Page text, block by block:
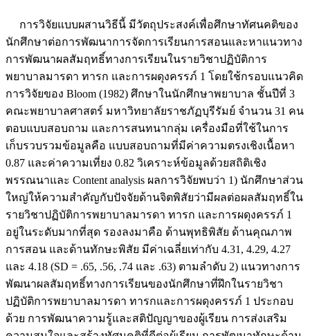
การวิจัยแบบผสานวิธีนี้ มีวัตถุประสงค์เพื่อศึกษาทัศนคติของ
นักศึกษาต่อการพัฒนาการจัดการเรียนการสอนและหาแนวทาง
การพัฒนาผลสัมฤทธิ์ทางการเรียนในรายวิชาปฏิบัติการ
พยาบาลมารดา ทารก และการผดุงครรภ์ 1 โดยใช้กรอบแนวคิด
การวิจัยของ Bloom (1982) ศึกษาในนักศึกษาพยาบาล ชั้นปีที่ 3
คณะพยาบาลศาสตร์ มหาวิทยาลัยราชภัฏบุรีรัมย์ จำนวน 31 คน
ตอบแบบสอบถาม และการสนทนากลุ่ม เครื่องมือที่ใช้ในการ
เก็บรวบรวมข้อมูลคือ แบบสอบถามที่มีค่าความตรงเชิงเนื้อหา
0.87 และค่าความเที่ยง 0.82 วิเคราะห์ข้อมูลด้วยสถิติเชิง
พรรณนาและ Content analysis ผลการวิจัยพบว่า 1) นักศึกษาส่วน
ใหญ่ให้ความสำคัญกับปัจจัยด้านจิตพิสัยว่ามีผลต่อผลสัมฤทธิ์ใน
รายวิชาปฏิบัติการพยาบาลมารดา ทารก และการผดุงครรภ์ 1
อยู่ในระดับมากที่สุด รองลงมาคือ ด้านพุทธิพิสัย ด้านคุณภาพ
การสอน และด้านทักษะพิสัย มีค่าเฉลี่ยเท่ากับ 4.31, 4.29, 4.27
และ 4.18 (SD = .65, .56, .74 และ .63) ตามลำดับ 2) แนวทางการ
พัฒนาผลสัมฤทธิ์ทางการเรียนของนักศึกษาที่ฝึกในรายวิชา
ปฏิบัติการพยาบาลมารดา ทารกและการผดุงครรภ์ 1 ประกอบ
ด้วย การพัฒนาความรู้และสติปัญญาของผู้เรียน การส่งเสริม